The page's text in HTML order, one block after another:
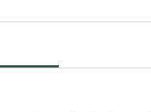
hebben
een